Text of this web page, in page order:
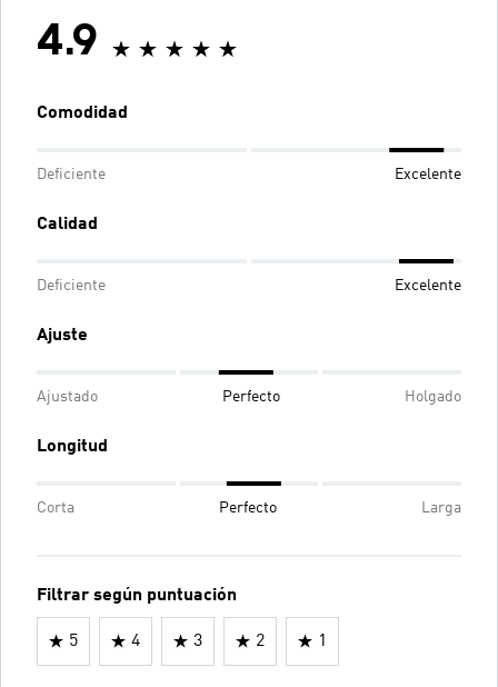
4.9
Comodidad
Deficiente Excelente
Calidad
Deficiente Excelente
Ajuste
Ajustado Perfecto Holgado
Longitud
Corta Perfecto Larga
Filtrar según puntuación
5 4 3 2 1